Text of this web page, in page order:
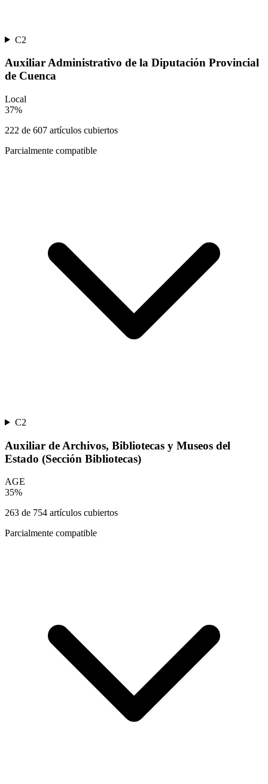
C2
Auxiliar Administrativo de la Diputación Provincial
de Cuenca
Local
37%
222 de 607 artículos cubiertos
Parcialmente compatible
C2
Auxiliar de Archivos, Bibliotecas y Museos del
Estado (Sección Bibliotecas)
AGE
35%
263 de 754 artículos cubiertos
Parcialmente compatible